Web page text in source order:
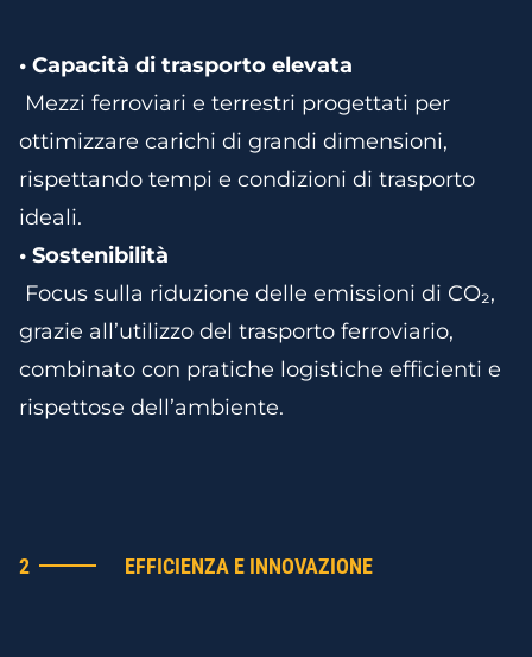
• Capacità di trasporto elevata
Mezzi ferroviari e terrestri progettati per
ottimizzare carichi di grandi dimensioni,
rispettando tempi e condizioni di trasporto
ideali.
• Sostenibilità
Focus sulla riduzione delle emissioni di CO₂,
grazie all’utilizzo del trasporto ferroviario,
combinato con pratiche logistiche efficienti e
rispettose dell’ambiente.
2 EFFICIENZA E INNOVAZIONE